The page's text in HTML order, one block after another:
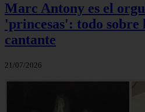
Marc Antony es el
'princesas': todo sobre
cantante
21/07/2026